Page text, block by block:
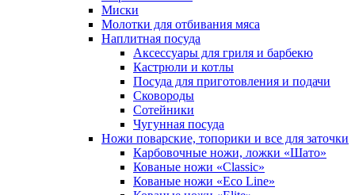
Миски
Молотки для отбивания мяса
Наплитная посуда
Аксессуары для гриля и барбекю
Кастрюли и котлы
Посуда для приготовления и подачи
Сковороды
Сотейники
Чугунная посуда
Ножи поварские, топорики и все для заточки
Карбовочные ножи, ложки «Шато»
Кованые ножи «Classic»
Кованые ножи «Eco Line»